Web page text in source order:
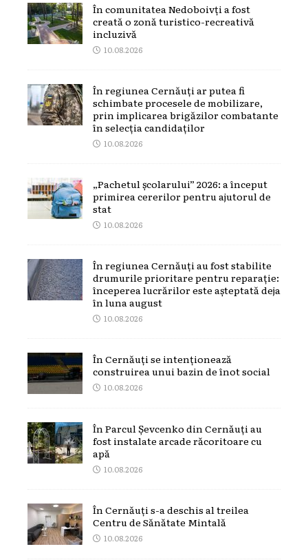
În comunitatea Nedoboivți a fost
creată o zonă turistico-recreativă
incluzivă
10.08.2026
În regiunea Cernăuți ar putea fi
schimbate procesele de mobilizare,
prin implicarea brigăzilor combatante
în selecția candidaților
10.08.2026
„Pachetul școlarului” 2026: a început
primirea cererilor pentru ajutorul de
stat
10.08.2026
În regiunea Cernăuți au fost stabilite
drumurile prioritare pentru reparație:
începerea lucrărilor este așteptată deja
în luna august
10.08.2026
În Cernăuți se intenționează
construirea unui bazin de înot social
10.08.2026
În Parcul Șevcenko din Cernăuți au
fost instalate arcade răcoritoare cu
apă
10.08.2026
În Cernăuți s-a deschis al treilea
Centru de Sănătate Mintală
10.08.2026